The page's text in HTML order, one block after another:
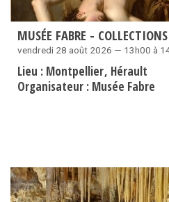
MUSÉE FABRE -
vendredi 28 août 2026 — 13h00 à
Lieu : Montpellier Hérault
Organisateur : Musée Fabre